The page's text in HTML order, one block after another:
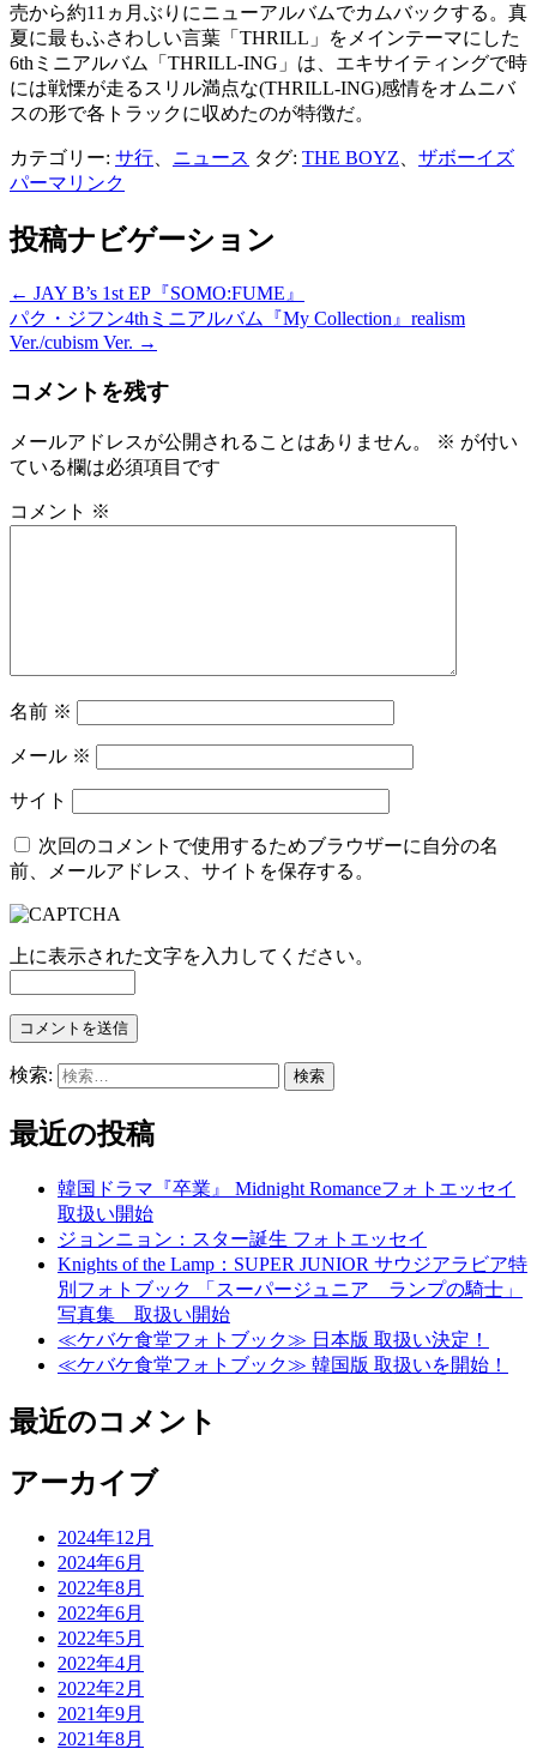
売から約11ヵ月ぶりにニューアルバムでカムバックする。真
夏に最もふさわしい言葉「THRILL」をメインテーマにした
6thミニアルバム「THRILL-ING」は、エキサイティングで時
には戦慄が走るスリル満点な(THRILL-ING)感情をオムニバ
スの形で各トラックに収めたのが特徴だ。
カテゴリー: サ行 ニュース タグ: THE BOYZ
ザボーイズ
パーマリンク
投稿ナビゲーション
← JAY B’s 1st EP『SOMO:FUME』
パク・ジフン4thミニアルバム『My Collection』realism
Ver./cubism Ver. →
コメントを残す
メールアドレスが公開されることはありません。 ※ が付い
ている欄は必須項目です
コメント ※
名前 ※
メール ※
サイト
次回のコメントで使用するためブラウザーに自分の名
前、メールアドレス、サイトを保存する。
上に表示された文字を入力してください。
検索:
最近の投稿
韓国ドラマ『卒業』 Midnight Romanceフォトエッセイ
取扱い開始
ジョンニョン：スター誕生 フォトエッセイ
Knights of the Lamp：SUPER JUNIOR サウジアラビア特
別フォトブック 「スーパージュニア ランプの騎士」
写真集 取扱い開始
≪ケバケ食堂フォトブック≫ 日本版 取扱い決定！
≪ケバケ食堂フォトブック≫ 韓国版 取扱いを開始！
最近のコメント
アーカイブ
2024年12月
2024年6月
2022年8月
2022年6月
2022年5月
2022年4月
2022年2月
2021年9月
2021年8月